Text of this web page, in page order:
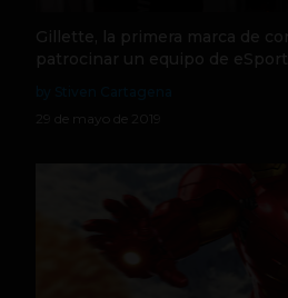
Gillette, la primera marca de
patrocinar un equipo de
29 de mayo de 2019